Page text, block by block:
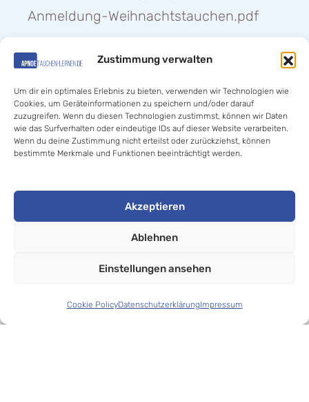
Zustimmung verwalten
Um dir ein optimales Erlebnis zu bieten, verwenden wir Technologien wie
Cookies, um Geräteinformationen zu speichern und/oder darauf
zuzugreifen. Wenn du diesen Technologien zustimmst, können wir Daten
wie das Surfverhalten oder eindeutige IDs auf dieser Website verarbeiten.
Wenn du deine Zustimmung nicht erteilst oder zurückziehst, können
bestimmte Merkmale und Funktionen beeinträchtigt werden.
Akzeptieren
Ablehnen
Einstellungen ansehen
Cookie PolicyDatenschutzerklärungImpressum
Anmeldung-Weihnachtstauchen.pdf
© 2020-2025 Jan Thomas Kalz //
Apnoetauchen- lernen.de. All rights reserved.